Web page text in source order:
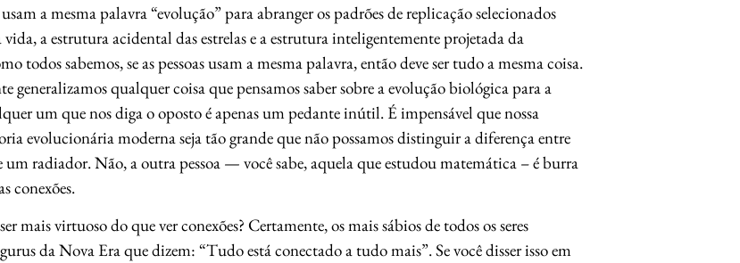
a mesma palavra “evolução” para abranger os padrões de replicação selecionados
a estrutura acidental das estrelas e a estrutura inteligentemente projetada da
todos sabemos, se as pessoas usam a mesma palavra, então deve ser tudo a mesma coisa.
generalizamos qualquer coisa que pensamos saber sobre a evolução biológica para a
um que nos diga o oposto é apenas um pedante inútil. É impensável que nossa
evolucionária moderna seja tão grande que não possamos distinguir a diferença entre
radiador. Não, a outra pessoa — você sabe, aquela que estudou matemática – é burra
conexões.
mais virtuoso do que ver conexões? Certamente, os mais sábios de todos os seres
da Nova Era que dizem: “Tudo está conectado a tudo mais”. Se você disser isso em